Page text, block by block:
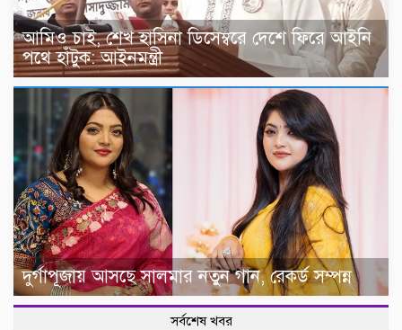
আমিও চাই, শেখ হাসিনা ডিসেম্বরে দেশে ফিরে আইনি
পথে হাঁটুক: আইনমন্ত্রী
দুর্গাপূজায় আসছে সালমার নতুন গান, রেকর্ড সম্পন্ন
সর্বশেষ খবর